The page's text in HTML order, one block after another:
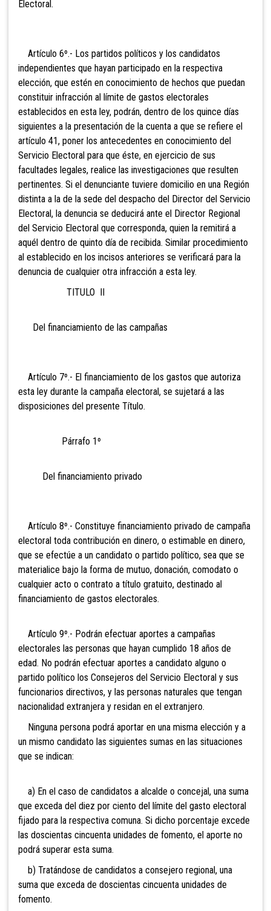
Electoral.
Artículo 6º.- Los partidos políticos y los candidatos
independientes que hayan participado en la respectiva
elección, que estén en conocimiento de hechos que puedan
constituir infracción al límite de gastos electorales
establecidos en esta ley, podrán, dentro de los quince días
siguientes a la presentación de la cuenta a que se refiere el
artículo 41, poner los antecedentes en conocimiento del
Servicio Electoral para que éste, en ejercicio de sus
facultades legales, realice las investigaciones que resulten
pertinentes. Si el denunciante tuviere domicilio en una Región
distinta a la de la sede del despacho del Director del Servicio
Electoral, la denuncia se deducirá ante el Director Regional
del Servicio Electoral que corresponda, quien la remitirá a
aquél dentro de quinto día de recibida. Similar procedimiento
al establecido en los incisos anteriores se verificará para la
denuncia de cualquier otra infracción a esta ley.
TITULO II
Del financiamiento de las campañas
Artículo 7º.- El financiamiento de los gastos que autoriza
esta ley durante la campaña electoral, se sujetará a las
disposiciones del presente Título.
Párrafo 1º
Del financiamiento privado
Artículo 8º.- Constituye financiamiento privado de campaña
electoral toda contribución en dinero, o estimable en dinero,
que se efectúe a un candidato o partido político, sea que se
materialice bajo la forma de mutuo, donación, comodato o
cualquier acto o contrato a título gratuito, destinado al
financiamiento de gastos electorales.
Artículo 9º.- Podrán efectuar aportes a campañas
electorales las personas que hayan cumplido 18 años de
edad. No podrán efectuar aportes a candidato alguno o
partido político los Consejeros del Servicio Electoral y sus
funcionarios directivos, y las personas naturales que tengan
nacionalidad extranjera y residan en el extranjero.
Ninguna persona podrá aportar en una misma elección y a
un mismo candidato las siguientes sumas en las situaciones
que se indican:
a) En el caso de candidatos a alcalde o concejal, una suma
que exceda del diez por ciento del límite del gasto electoral
fijado para la respectiva comuna. Si dicho porcentaje excede
las doscientas cincuenta unidades de fomento, el aporte no
podrá superar esta suma.
b) Tratándose de candidatos a consejero regional, una
suma que exceda de doscientas cincuenta unidades de
fomento.